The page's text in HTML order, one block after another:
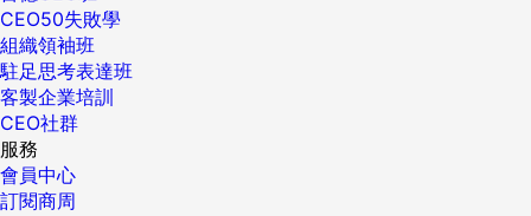
CEO50失敗學
組織領袖班
駐足思考表達班
客製企業培訓
CEO社群
服務
會員中心
訂閱商周